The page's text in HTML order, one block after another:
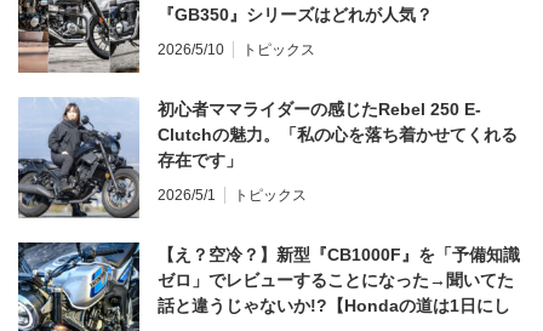
『GB350』シリーズはどれが人気？
2026/5/10 トピックス
初心者ママライダーの感じたRebel 250 E-
Clutchの魅力。「私の心を落ち着かせてくれる
存在です」
2026/5/1 トピックス
【え？空冷？】新型『CB1000F』を「予備知識
ゼロ」でレビューすることになった→聞いてた
話と違うじゃないか!?【Hondaの道は1日にし